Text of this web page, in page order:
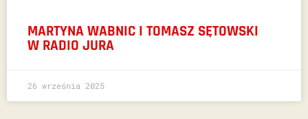
MARTYNA WABNIC I TOMASZ SĘTOWSKI
W RADIO JURA
26 września 2025